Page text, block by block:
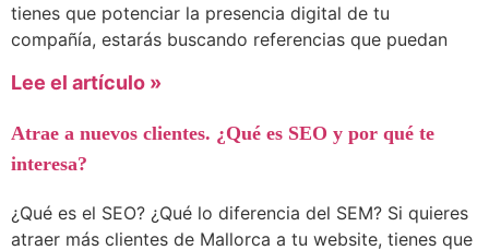
tienes que potenciar la presencia digital de tu
compañía, estarás buscando referencias que puedan
Lee el artículo »
Atrae a nuevos clientes. ¿Qué es SEO y por qué te
interesa?
¿Qué es el SEO? ¿Qué lo diferencia del SEM? Si quieres
atraer más clientes de Mallorca a tu website, tienes que